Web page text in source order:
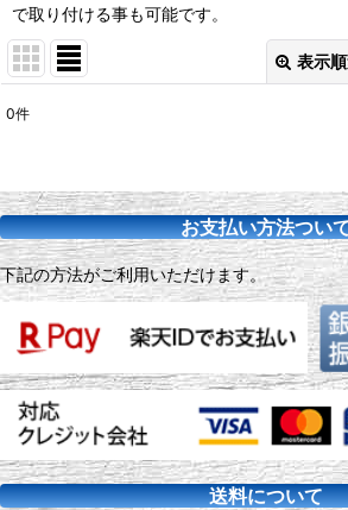
で取り付ける事も可能です。
表示
並び順:
絞り込む
0件
お支払い方法つい
下記の方法がご利用いただけます。
送料について